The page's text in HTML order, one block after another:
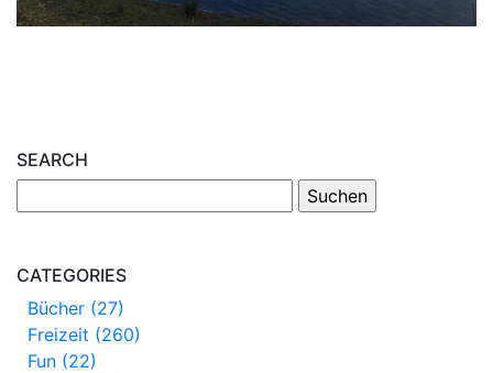
SEARCH
CATEGORIES
Bücher (27)
Freizeit (260)
Fun (22)